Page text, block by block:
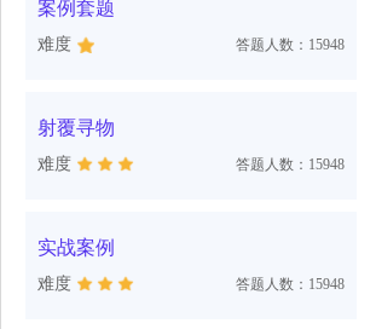
案例套题
难度 答题人数：15948
射覆寻物
难度 答题人数：15948
实战案例
难度 答题人数：15948